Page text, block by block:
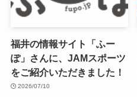
福井の情報サイト「ふー
ぽ」さんに、JAMスポーツ
をご紹介いただきました！
2026/07/10